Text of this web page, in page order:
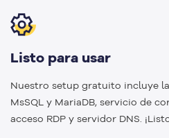
Listo para usar
Nuestro setup gratuito incluye
MsSQL y MariaDB, servicio de
acceso RDP y servidor DNS.